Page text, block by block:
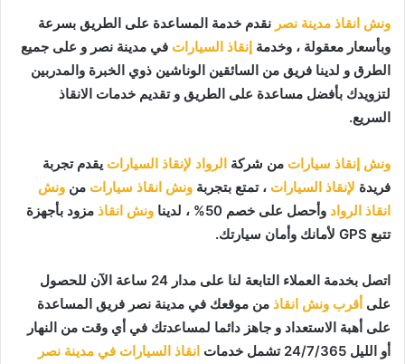
ونش انقاذ مدينة نصر نقدم خدمة المساعدة على الطريق بسرعة
وبأسعار معقولة ، وخدمة إنقاذ السيارات في مدينة نصر و على جميع
الطرق و لدينا فريق من السائقين الوناشين ذوي الخبرة والمدربين
لتزويدك بأفضل مساعدة على الطريق و تقديم خدمات الانقاذ
السريع.
ونش إنقاذ سيارات من شركة الرواد لإنقاذ السيارات يقدم تجربة
فريدة لإنقاذ السيارات ، تمتع بتجربة ونش انقاذ سيارات من ونش
انقاذ الرواد وأحصل على خصم 50% ، لدينا ونش انقاذ مزود بأجهزة
تتبع GPS لأمانك وأمان سيارتك.
اتصل بخدمة العملاء التابعة لنا على مدار 24 ساعة الآن للحصول
على أقرب ونش انقاذ من موقعك في مدينة نصر فريق المساعدة
على أهبة الاستعداد و جاهز دائما لمساعدتك في أي وقت من النهار
أو الليل 24/7/365 تشمل خدمات
انقاذ السيارات في مدينة نصر